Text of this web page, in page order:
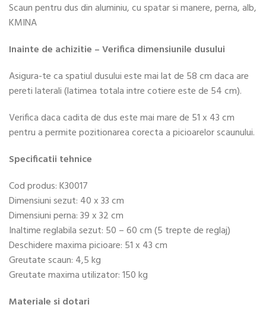
Scaun pentru dus din aluminiu, cu spatar si manere, perna, alb,
KMINA
Inainte de achizitie – Verifica dimensiunile dusului
Asigura-te ca spatiul dusului este mai lat de 58 cm daca are
pereti laterali (latimea totala intre cotiere este de 54 cm).
Verifica daca cadita de dus este mai mare de 51 x 43 cm
pentru a permite pozitionarea corecta a picioarelor scaunului.
Specificatii tehnice
Cod produs: K30017
Dimensiuni sezut: 40 x 33 cm
Dimensiuni perna: 39 x 32 cm
Inaltime reglabila sezut: 50 – 60 cm (5 trepte de reglaj)
Deschidere maxima picioare: 51 x 43 cm
Greutate scaun: 4,5 kg
Greutate maxima utilizator: 150 kg
Materiale si dotari